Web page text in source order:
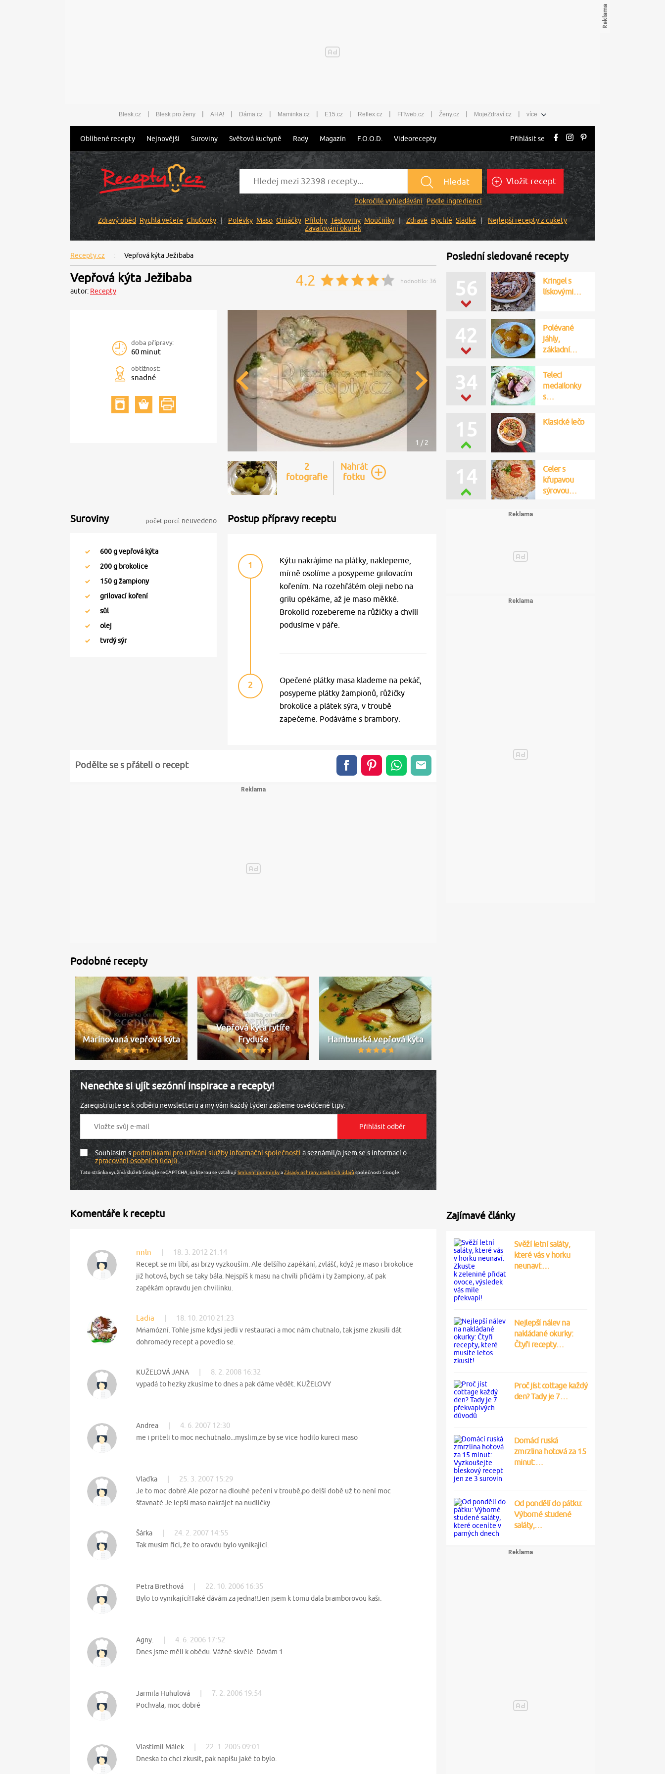
Blesk.cz | Blesk pro ženy | AHA! | Dáma.cz | Maminka.cz | E15.cz | Reflex.cz | FITweb.cz | Ženy.cz | MojeZdraví.cz | více
Oblíbené recepty Nejnovější Suroviny Světová kuchyně Rady Magazín F.O.O.D. Videorecepty Přihlásit se
Hledat
Pokročilé vyhledávání Podle ingrediencí
Vložit recept
Zdravý oběd Rychlá večeře Chuťovky Polévky Maso Omáčky Přílohy Těstoviny Moučníky Zdravé Rychlé Sladké
Nejlepší recepty z cukety
Zavařování okurek
Recepty.cz Vepřová kýta Ježibaba
Vepřová kýta Ježibaba
autor: Recepty
4.2 hodnotilo: 36
doba přípravy:
60 minut
obtížnost:
snadné
1 / 2
2
fotografie
Nahrát
fotku
Suroviny počet porcí: neuvedeno
600g vepřová kýta
200g brokolice
150g žampiony
grilovací koření
sůl
olej
tvrdý sýr
Postup přípravy receptu
1
Kýtu nakrájíme na plátky, naklepeme,
mírně osolíme a posypeme grilovacím
kořením. Na rozehřátém oleji nebo na
grilu opékáme, až je maso měkké.
Brokolici rozebereme na růžičky a chvíli
podusíme v páře.
2
Opečené plátky masa klademe na pekáč,
posypeme plátky žampionů, růžičky
brokolice a plátek sýra, v troubě
zapečeme. Podáváme s brambory.
Podělte se s přáteli o recept
Podobné recepty
Marinovaná vepřová kýta
Vepřová kýta rytíře
Fryduše
Hamburská vepřová kýta
Nenechte si ujít sezónní inspirace a recepty!
Zaregistrujte se k odběru newsletteru a my vám každý týden zašleme osvědčené tipy.
Souhlasím spodmínkami pro užívání služby informační společnosti a seznámil/a jsem se s informací o
zpracování osobních údajů.
Tato stránka využívá služeb Google reCAPTCHA, na kterou se vztahujíSmluvní podmínkyaZásady ochrany osobních údajůspolečnosti Google.
Komentáře k receptu
nnln 18. 3. 2012 21:14
Recept se mi líbí, asi brzy vyzkouším. Ale delšího zapékání, zvlášť, když je maso i brokolice
již hotová, bych se taky bála. Nejspíš k masu na chvíli přidám i ty žampiony, ať pak
zapékám opravdu jen chvilinku.
Ladia 18. 10. 2010 21:23
Mńamózní. Tohle jsme kdysi jedli v restauraci a moc nám chutnalo, tak jsme zkusili dát
dohromady recept a povedlo se.
KUŽELOVÁ JANA 8. 2. 2008 16:32
vypadá to hezky zkusíme to dnes a pak dáme vědět. KUŽELOVY
Andrea 4. 6. 2007 12:30
me i priteli to moc nechutnalo...myslim,ze by se vice hodilo kureci maso
Vlaďka 25. 3. 2007 15:29
Je to moc dobré.Ale pozor na dlouhé pečení v troubě,po delší době už to není moc
šťavnaté.Je lepší maso nakrájet na nudličky.
Šárka 24. 2. 2007 14:55
Tak musím říci, že to oravdu bylo vynikající.
Petra Brethová 22. 10. 2006 16:35
Bylo to vynikající!Také dávám za jedna!!Jen jsem k tomu dala bramborovou kaši.
Agny. 4. 6. 2006 17:52
Dnes jsme měli k obědu. Vážně skvělé. Dávám 1
Jarmila Huhulová 7. 2. 2006 19:54
Pochvala, moc dobré
Vlastimil Málek 22. 1. 2005 09:01
Dneska to chci zkusit, pak napíšu jaké to bylo.
Poslední sledované recepty
56
Kringel s
lískovými…
42
Polévané
jáhly,
základní…
34
Telecí
medailonky
s…
15 Klasické lečo
14
Celer s
křupavou
sýrovou…
Zajímavé články
Svěží letní saláty,
které vás v horku
neunaví:…
Nejlepší nálev na
nakládané okurky:
Čtyři recepty…
Proč jíst cottage každý
den? Tady je 7…
Domácí ruská
zmrzlina hotová za 15
minut:…
Od pondělí do pátku:
Výborné studené
saláty,…